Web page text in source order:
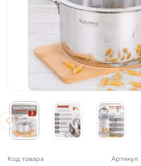
Код товара Артикул